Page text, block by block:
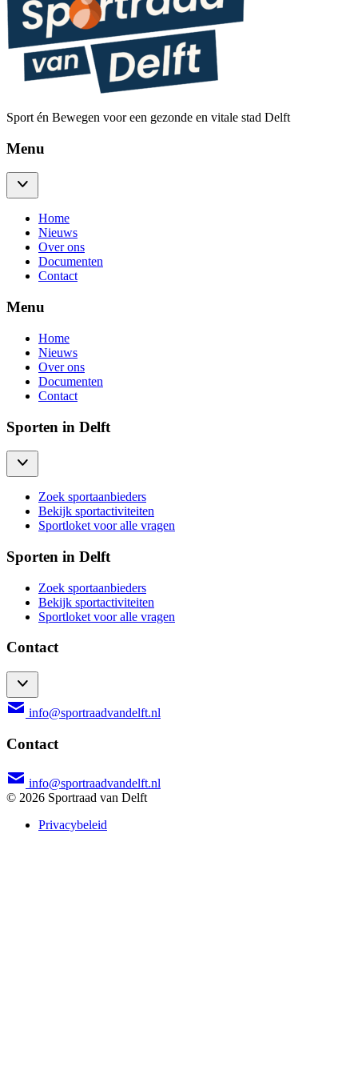
Sport én Bewegen voor een gezonde en vitale stad Delft
Menu
Home
Nieuws
Over ons
Documenten
Contact
Menu
Home
Nieuws
Over ons
Documenten
Contact
Sporten in Delft
Zoek sportaanbieders
Bekijk sportactiviteiten
Sportloket voor alle vragen
Sporten in Delft
Zoek sportaanbieders
Bekijk sportactiviteiten
Sportloket voor alle vragen
Contact
info@sportraadvandelft.nl
Contact
info@sportraadvandelft.nl
© 2026 Sportraad van Delft
Privacybeleid